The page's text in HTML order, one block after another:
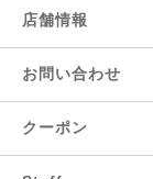
店舗情報
お問い合わせ
クーポン